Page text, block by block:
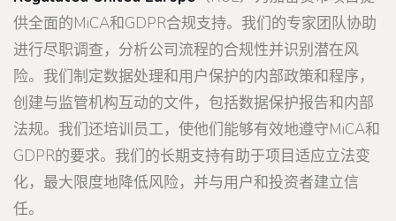
供全面的MiCA和GDPR合规支持。我们的专家团队协助
进行尽职调查，分析公司流程的合规性并识别潜在风
险。我们制定数据处理和用户保护的内部政策和程序，
创建与监管机构互动的文件，包括数据保护报告和内部
法规。我们还培训员工，使他们能够有效地遵守MiCA和
GDPR的要求。我们的长期支持有助于项目适应立法变
化，最大限度地降低风险，并与用户和投资者建立信
任。